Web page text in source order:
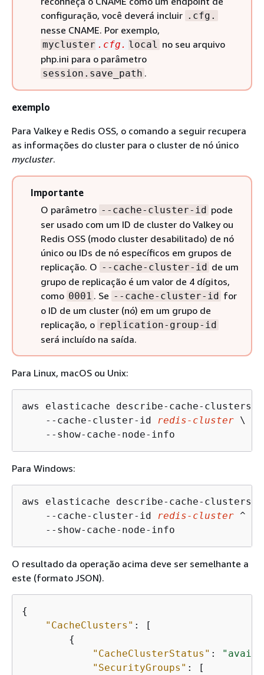
configuração, você deverá incluir .cfg.
nesse CNAME. Por exemplo,
mycluster .cfg. local no seu arquivo
php.ini para o parâmetro
session.save_path .
exemplo
Para Valkey e Redis OSS, o comando a seguir recupera
as informações do cluster para o cluster de nó único
mycluster.
Importante
O parâmetro --cache-cluster-id pode
ser usado com um ID de cluster do Valkey ou
Redis OSS (modo cluster desabilitado) de nó
único ou IDs de nó específicos em grupos de
replicação. O --cache-cluster-id de um
grupo de replicação é um valor de 4 dígitos,
como 0001 . Se --cache-cluster-id for
o ID de um cluster (nó) em um grupo de
replicação, o replication-group-id
será incluído na saída.
Para Linux, macOS ou Unix:
aws elasticache describe-cache-clusters \
    --cache-cluster-id
redis-cluster \
    --show-cache-node-info
Para Windows:
aws elasticache describe-cache-clusters ^
    --cache-cluster-id
redis-cluster ^
    --show-cache-node-info
O resultado da operação acima deve ser semelhante a
este (formato JSON).
{
"CacheClusters" : [
{
"CacheClusterStatus" :
"SecurityGroups" : [